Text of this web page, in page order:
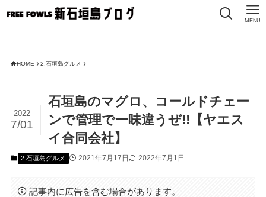
MENU
HOME 2.石垣島グルメ
石垣島のマグロ、コールドチェー
ンで管理で一味違うぜ!!【ヤエス
イ合同会社】
2022
7/01
2.石垣島グルメ 2021年7月17日 2022年7月1日
記事内に広告を含む場合があります。